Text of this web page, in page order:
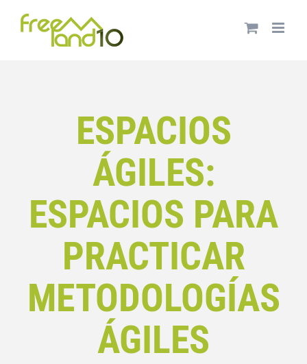
ESPACIOS
ÁGILES:
ESPACIOS PARA
PRACTICAR
METODOLOGÍAS
ÁGILES